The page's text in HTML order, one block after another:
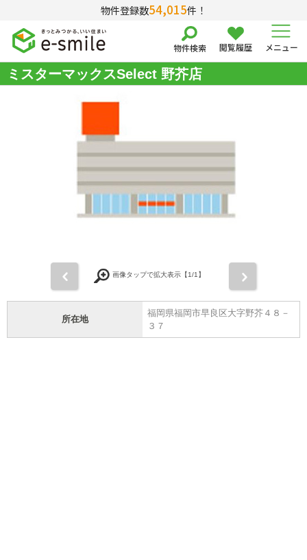
物件登録数54,015件！
物件検索 閲覧履歴 メニュー
ミスターマックスSelect 野芥店
画像タップで拡大表示【1/1】
所在地
福岡県福岡市早良区大字野芥４８－
３７